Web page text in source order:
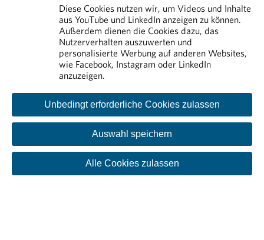
Arzneimittelmarkt
Rund um das Arzneimittel
Impressum
Disclaimer
Datenschutzinformation
Cookie-Einstellungen
Diese Cookies nutzen wir, um Videos und Inhalte
aus YouTube und LinkedIn anzeigen zu können.
Außerdem dienen die Cookies dazu, das
Nutzerverhalten auszuwerten und
personalisierte Werbung auf anderen Websites,
wie Facebook, Instagram oder LinkedIn
anzuzeigen.
Unbedingt erforderliche Cookies zulassen
Auswahl speichern
Alle Cookies zulassen